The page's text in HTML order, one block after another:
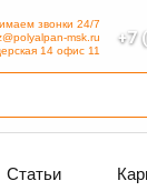
+7
звонки 24/7
msk.ru
14 офис 11
Статьи